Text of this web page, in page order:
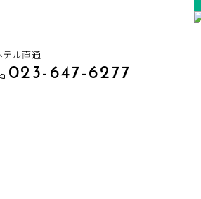
テル直通
023-647-6277